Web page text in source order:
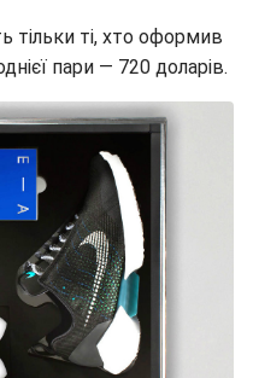
тільки ті, хто оформив
пари — 720 доларів.